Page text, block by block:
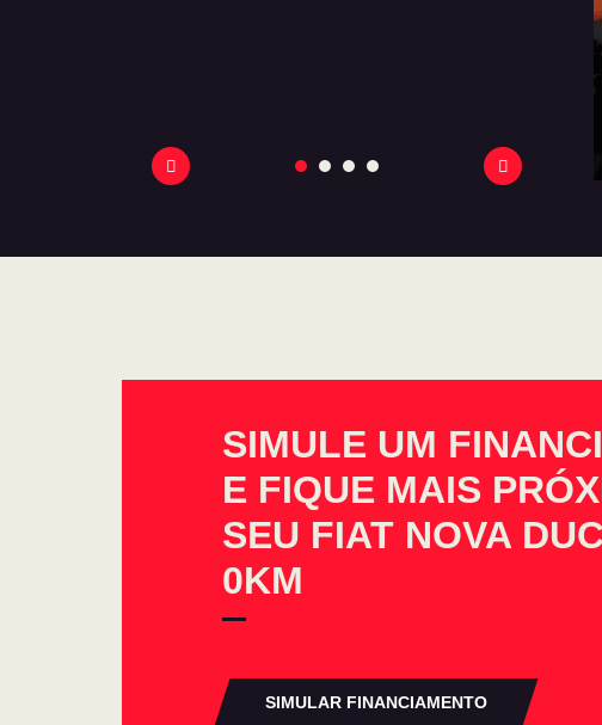
SIMULE UM
E FIQUE MAIS
SEU FIAT NOVA
0KM
SIMULAR FINANCIAMENTO